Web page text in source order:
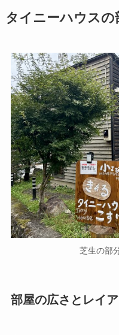
タイニーハウスの
芝生の部
部屋の広さとレイ